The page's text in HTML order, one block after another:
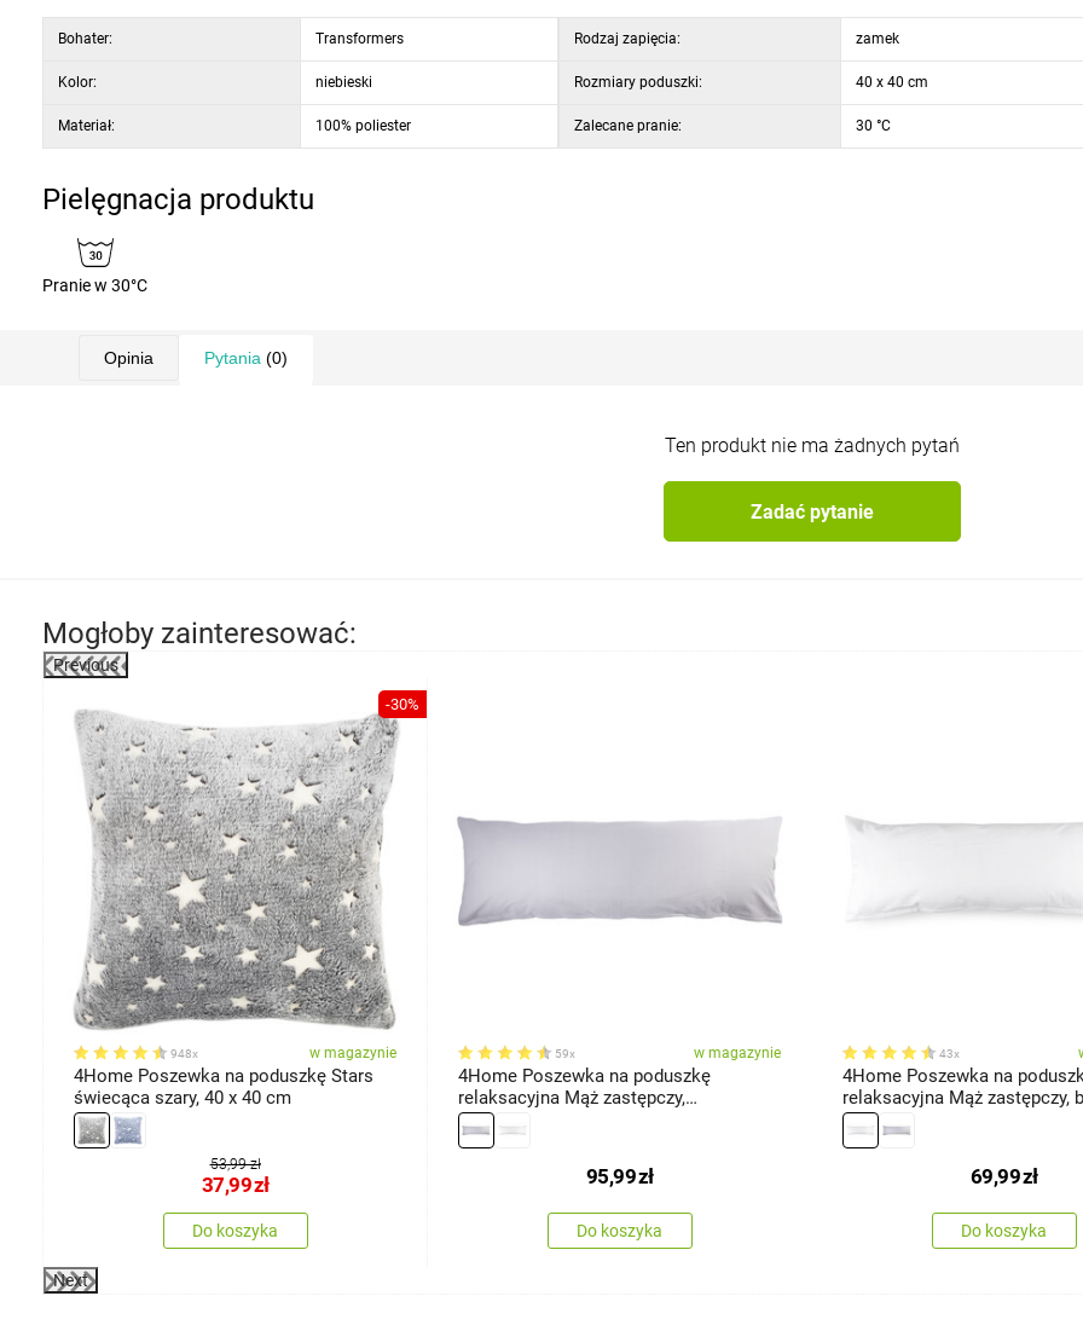
Bohater: Transformers
Kolor: niebieski
Materiał: 100% poliester
Rodzaj zapięcia: zamek
Rozmiary poduszki: 40 x 40 cm
Zalecane pranie: 30 °C
Pielęgnacja produktu
Pranie w 30°C
Opinia Pytania (0)
Ten produkt nie ma żadnych pytań
Zadać pytanie
Mogłoby zainteresować:
Previous
-30%
948x w magazynie
4Home Poszewka na poduszkę Stars
świecąca szary, 40 x 40 cm
53,99 zł
37,99zł
Do koszyka
59x w magazynie
4Home Poszewka na poduszkę
relaksacyjna Mąż zastępczy,
jasnoszara, 55 x 180 cm
95,99zł
Do koszyka
43x
4Home Poszewka na
relaksacyjna Mąż zastępczy,
180 cm
69,99zł
Do koszyka
Next